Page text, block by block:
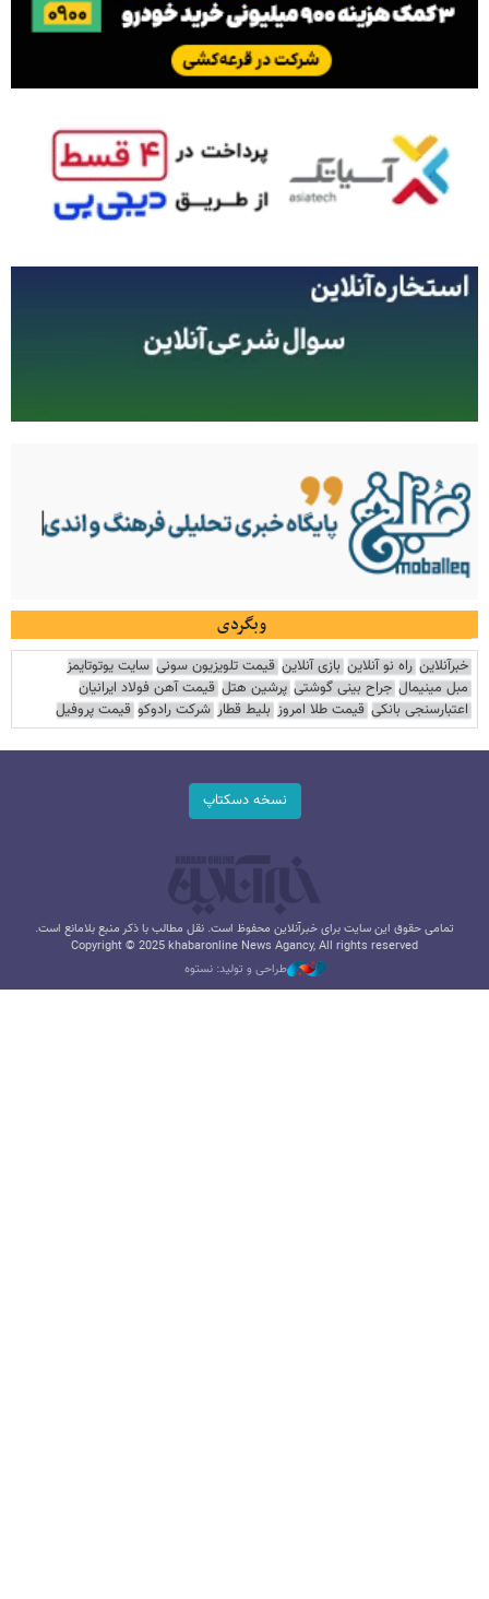
وبگردی
خبرآنلاین راه نو آنلاین بازی آنلاین قیمت تلویزیون سونی سایت یوتوتایمز
مبل مینیمال جراح بینی گوشتی پرشین هتل قیمت آهن فولاد ایرانیان
اعتبارسنجی بانکی قیمت طلا امروز بلیط قطار شرکت رادوکو قیمت پروفیل
نسخه دسکتاپ
تمامی حقوق این سایت برای خبرآنلاین محفوظ است. نقل مطالب با ذکر منبع بلامانع است.
Copyright © 2025 khabaronline News Agancy, All rights reserved
طراحی و تولید: نستوه